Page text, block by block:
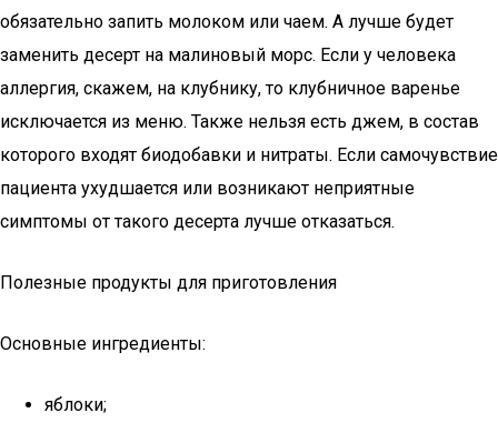
обязательно запить молоком или чаем. А лучше будет
заменить десерт на малиновый морс. Если у человека
аллергия, скажем, на клубнику, то клубничное варенье
исключается из меню. Также нельзя есть джем, в состав
которого входят биодобавки и нитраты. Если самочувствие
пациента ухудшается или возникают неприятные
симптомы от такого десерта лучше отказаться.
Полезные продукты для приготовления
Основные ингредиенты:
яблоки;